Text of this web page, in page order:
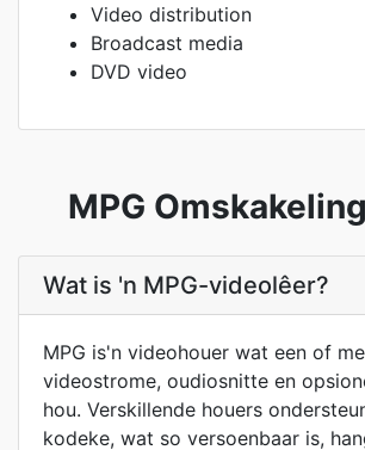
Video distribution
Broadcast media
DVD video
MPG
Wat is 'n MPG-videolêer?
MPG is'n videohouer wat een of
videostrome, oudiosnitte en
hou. Verskillende houers
kodeke, wat so versoenbaar is,